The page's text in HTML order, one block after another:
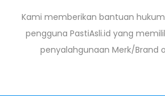
Kami memberikan bantuan
pengguna PastiAsli.id yang
penyalahgunaan Merk/Brand